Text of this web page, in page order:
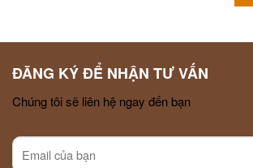
ĐĂNG KÝ ĐỂ NHẬN TƯ VẤN
Chúng tôi sẽ liên hệ ngay đến bạn